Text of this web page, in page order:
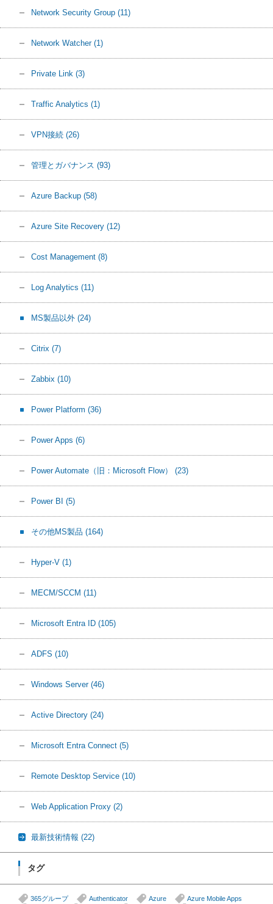
Network Security Group (11)
Network Watcher (1)
Private Link (3)
Traffic Analytics (1)
VPN接続 (26)
管理とガバナンス (93)
Azure Backup (58)
Azure Site Recovery (12)
Cost Management (8)
Log Analytics (11)
MS製品以外 (24)
Citrix (7)
Zabbix (10)
Power Platform (36)
Power Apps (6)
Power Automate（旧：Microsoft Flow） (23)
Power BI (5)
その他MS製品 (164)
Hyper-V (1)
MECM/SCCM (11)
Microsoft Entra ID (105)
ADFS (10)
Windows Server (46)
Active Directory (24)
Microsoft Entra Connect (5)
Remote Desktop Service (10)
Web Application Proxy (2)
最新技術情報 (22)
タグ
365グループ Authenticator Azure
Azure Mobile Apps